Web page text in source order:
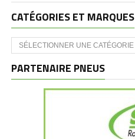
CATÉGORIES ET MARQUES
Catégories
et
PARTENAIRE PNEUS